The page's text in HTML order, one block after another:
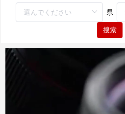
県
搜索